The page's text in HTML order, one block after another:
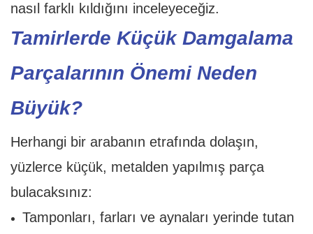
nasıl farklı kıldığını inceleyeceğiz.
Tamirlerde Küçük Damgalama
Parçalarının Önemi Neden
Büyük?
Herhangi bir arabanın etrafında dolaşın,
yüzlerce küçük, metalden yapılmış parça
bulacaksınız:
Tamponları, farları ve aynaları yerinde tutan